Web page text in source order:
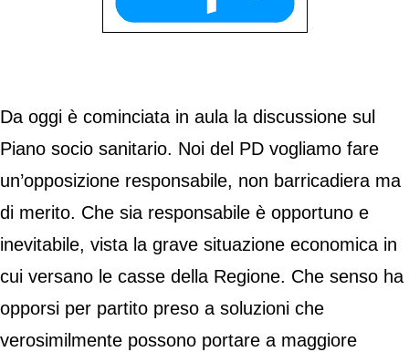
Da oggi è cominciata in aula la discussione sul
Piano socio sanitario. Noi del PD vogliamo fare
un’opposizione responsabile, non barricadiera ma
di merito. Che sia responsabile è opportuno e
inevitabile, vista la grave situazione economica in
cui versano le casse della Regione. Che senso ha
opporsi per partito preso a soluzioni che
verosimilmente possono portare a maggiore